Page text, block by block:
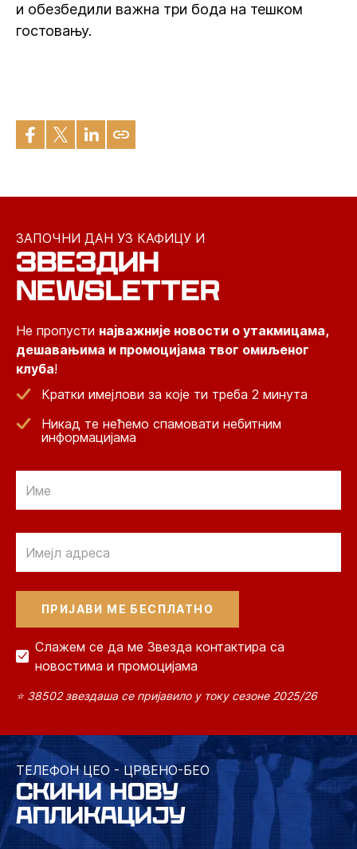
и обезбедили важна три бода на тешком
гостовању.
ЗАПОЧНИ ДАН УЗ КАФИЦУ И
ЗВЕЗДИН
NEWSLETTER
Не пропусти најважније новости о утакмицама,
дешавањима и промоцијама твог омиљеног
клуба!
Кратки имејлови за које ти треба 2 минута
Никад те нећемо спамовати небитним
информацијама
Слажем се да ме Звезда контактира са
новостима и промоцијама
⭐ 38502 звездаша се пријавило у току сезоне 2025/26
ТЕЛЕФОН ЦЕО - ЦРВЕНО-БЕО
СКИНИ НОВУ
АПЛИКАЦИЈУ